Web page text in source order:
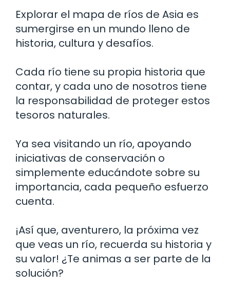
Explorar el mapa de ríos de Asia es
sumergirse en un mundo lleno de
historia, cultura y desafíos.
Cada río tiene su propia historia que
contar, y cada uno de nosotros tiene
la responsabilidad de proteger estos
tesoros naturales.
Ya sea visitando un río, apoyando
iniciativas de conservación o
simplemente educándote sobre su
importancia, cada pequeño esfuerzo
cuenta.
¡Así que, aventurero, la próxima vez
que veas un río, recuerda su historia y
su valor! ¿Te animas a ser parte de la
solución?